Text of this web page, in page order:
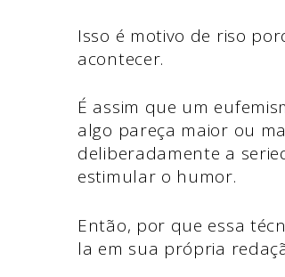
Isso é motivo de riso
acontecer.
É assim que um
algo pareça maior ou
deliberadamente a
estimular o humor.
Então, por que essa
la em sua própria